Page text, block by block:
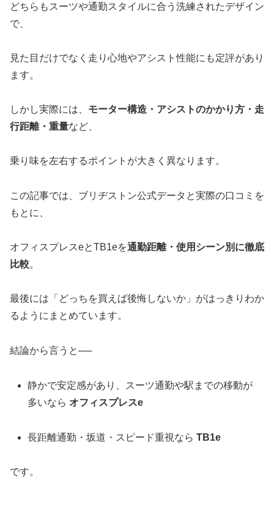
どちらもスーツや通勤スタイルに合う洗練されたデザイン
で、
見た目だけでなく走り心地やアシスト性能にも定評があり
ます。
しかし実際には、 モーター構造・アシストのかかり方・走
行距離・重量など、
乗り味を左右するポイントが大きく異なります。
この記事では、ブリヂストン公式データと実際の口コミを
もとに、
オフィスプレスeとTB1eを通勤距離・使用シーン別に徹底
比較。
最後には「どっちを買えば後悔しないか」がはっきりわか
るようにまとめています。
結論から言うと──
静かで安定感があり、スーツ通勤や駅までの移動が
多いなら オフィスプレスe
長距離通勤・坂道・スピード重視ならTB1e
です。